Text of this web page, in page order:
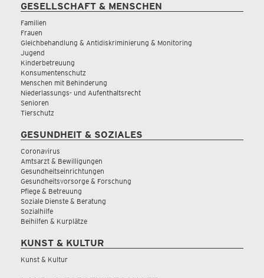
GESELLSCHAFT & MENSCHEN
Familien
Frauen
Gleichbehandlung & Antidiskriminierung & Monitoring
Jugend
Kinderbetreuung
Konsumentenschutz
Menschen mit Behinderung
Niederlassungs- und Aufenthaltsrecht
Senioren
Tierschutz
GESUNDHEIT & SOZIALES
Coronavirus
Amtsarzt & Bewilligungen
Gesundheitseinrichtungen
Gesundheitsvorsorge & Forschung
Pflege & Betreuung
Soziale Dienste & Beratung
Sozialhilfe
Beihilfen & Kurplätze
KUNST & KULTUR
Kunst & Kultur